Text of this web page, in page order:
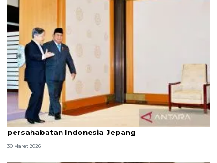
Presiden temui Kaisar Naruhito pererat
persahabatan Indonesia-Jepang
30 Maret 2026